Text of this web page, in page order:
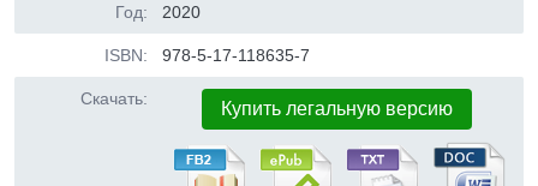
Год: 2020
ISBN: 978-5-17-118635-7
Скачать: Купить легальную версию